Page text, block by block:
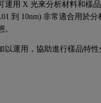
運用 X 光來分析材料和樣品
到 10nm) 非常適合用於分
以運用，協助進行樣品特性